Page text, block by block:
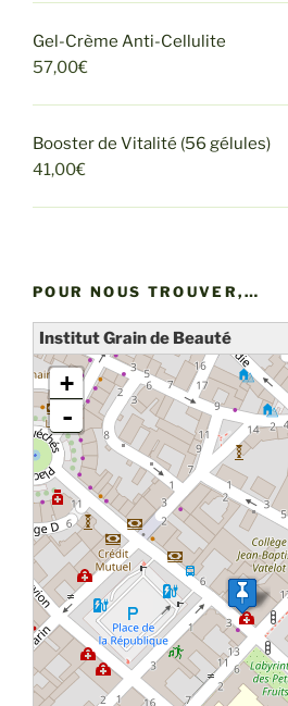
Gel-Crème Anti-Cellulite
57,00€
Booster de Vitalité (56 gélules)
41,00€
POUR NOUS TROUVER,…
Institut Grain de Beauté
chargement de la carte - veuillez patienter...
+
-